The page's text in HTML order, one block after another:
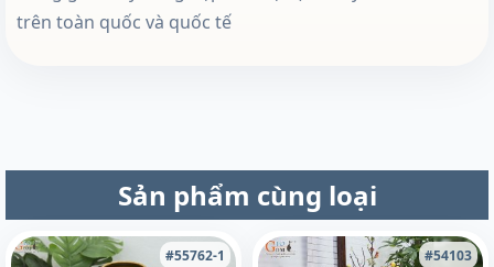
trên toàn quốc và quốc tế
Sản phẩm cùng loại
#55762-1 #54103